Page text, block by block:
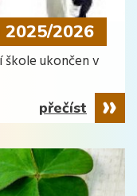
2026
škole ukončen v
přečíst